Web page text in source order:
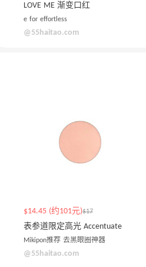
LOVE ME 渐变口红
e for effortless
@55haitao.com
$14.45 (约101元)$17
表参道限定高光 Accentuate
Mikipon推荐 去黑眼圈神器
@55haitao.com